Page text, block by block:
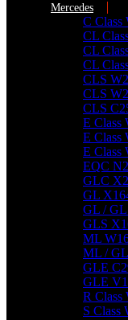
További találatok...
Mercedes
C Class
CL
CL
CL
CLS
CLS
CLS
E Class
E Class
E Class
EQC
GLC
GL
GL /
GLS
ML
ML /
GLE
GLE
R Class
S Class